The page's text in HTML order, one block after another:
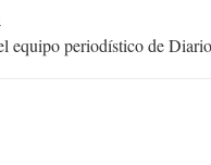
equipo periodístico de